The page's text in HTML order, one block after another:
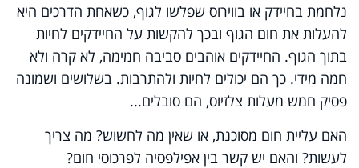
נלחמת בחיידק או בווירוס שפלשו לגוף, כשאחת הדרכים היא
להעלות את חום הגוף ובכך להקשות על החיידקים לחיות
בתוך הגוף. החיידקים אוהבים סביבה חמימה, לא קרה ולא
חמה מידי. כך הם יכולים לחיות ולהתרבות. בשלושים ושמונה
פסיק חמש מעלות צלזיוס, הם סובלים...
האם עליית חום מסוכנת, או שאין מה לחשוש? מה צריך
לעשות? והאם יש קשר בין אפילפסיה לפרכוסי חום?